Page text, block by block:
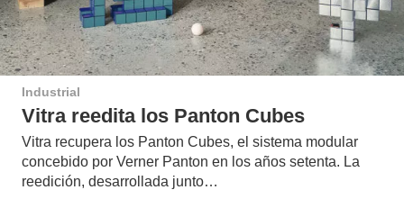
Industrial
Vitra reedita los Panton Cubes
Vitra recupera los Panton Cubes, el sistema modular
concebido por Verner Panton en los años setenta. La
reedición, desarrollada junto…